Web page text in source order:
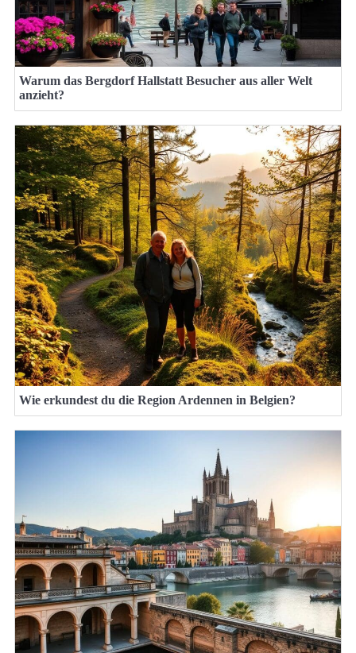
Warum das Bergdorf Hallstatt Besucher aus aller Welt
anzieht?
Wie erkundest du die Region Ardennen in Belgien?